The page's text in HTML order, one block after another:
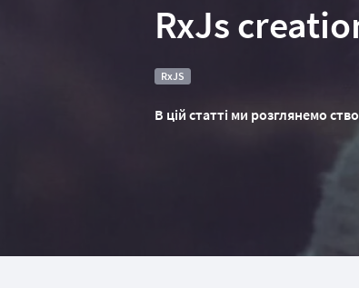
RxJs
RxJS
В цій статті ми розглянемо